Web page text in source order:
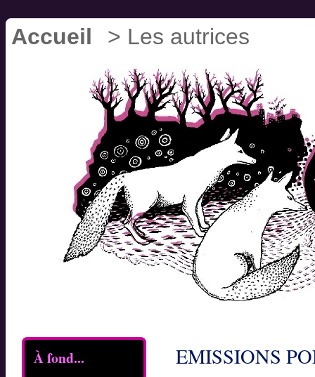
Accueil > Les autrices
À fond... EMISSIONS